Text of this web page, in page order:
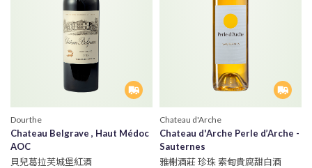
Dourthe
Chateau Belgrave , Haut Médoc
AOC
貝兒葛拉芙城堡紅酒
Chateau d'Arche
Chateau d'Arche Perle d’Arche -
Sauternes
雅榭酒莊 珍珠 索甸貴腐甜白酒